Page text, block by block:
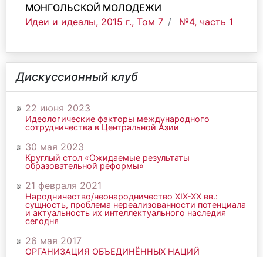
МОНГОЛЬСКОЙ МОЛОДЕЖИ
Идеи и идеалы, 2015 г., Том 7
№4, часть 1
Дискуссионный клуб
22 июня 2023
Идеологические факторы международного
сотрудничества в Центральной Азии
30 мая 2023
Круглый стол «Ожидаемые результаты
образовательной реформы»
21 февраля 2021
Народничество/неонародничество ХIХ-ХХ вв.:
сущность, проблема нереализованности потенциала
и актуальность их интеллектуального наследия
сегодня
26 мая 2017
ОРГАНИЗАЦИЯ ОБЪЕДИНЁННЫХ НАЦИЙ